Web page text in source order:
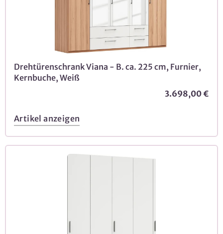
Drehtürenschrank Viana - B. ca. 225 cm, Furnier,
Kernbuche, Weiß
3.698,00 €
Artikel anzeigen